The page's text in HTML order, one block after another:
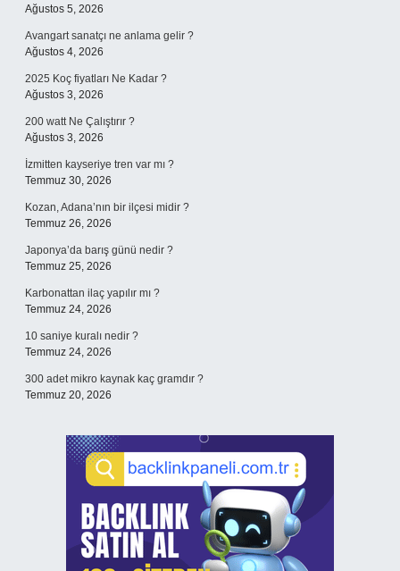
Ağustos 5, 2026
Avangart sanatçı ne anlama gelir ?
Ağustos 4, 2026
2025 Koç fiyatları Ne Kadar ?
Ağustos 3, 2026
200 watt Ne Çalıştırır ?
Ağustos 3, 2026
İzmitten kayseriye tren var mı ?
Temmuz 30, 2026
Kozan, Adana’nın bir ilçesi midir ?
Temmuz 26, 2026
Japonya’da barış günü nedir ?
Temmuz 25, 2026
Karbonattan ilaç yapılır mı ?
Temmuz 24, 2026
10 saniye kuralı nedir ?
Temmuz 24, 2026
300 adet mikro kaynak kaç gramdır ?
Temmuz 20, 2026